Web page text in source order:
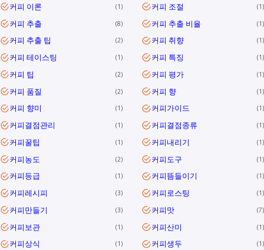
커피 이론 1 커피 조절 1
커피 추출 8 커피 추출 비율 1
커피 추출 팁 2 커피 취향 1
커피 테이스팅 1 커피 특징 1
커피 팁 2 커피 평가 1
커피 품질 2 커피 향 1
커피 향미 1 커피가이드 1
커피결점관리 1 커피결점종류 1
커피꿀팁 1 커피내리기 1
커피농도 2 커피도구 1
커피등급 1 커피뜸들이기 1
커피레시피 3 커피로스팅 1
커피만들기 3 커피맛 7
커피보관 1 커피산미 1
커피상식 1 커피생두 1